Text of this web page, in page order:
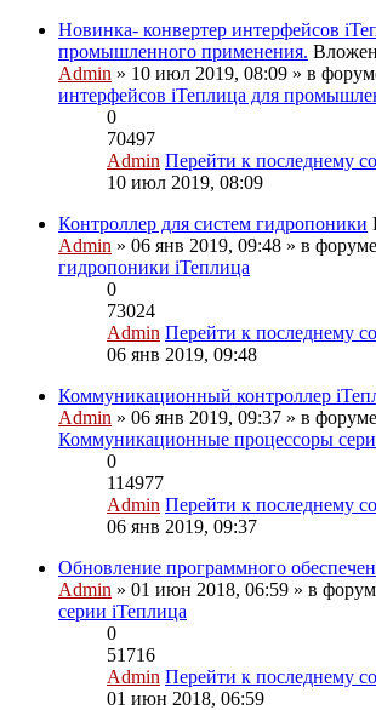
Новинка- конвертер интерфейсов
промышленного применения.
Admin » 10 июл 2019, 08:09 » в
интерфейсов iТеплица для
0
70497
Admin Перейти к последнему
10 июл 2019, 08:09
Контроллер для систем гидропоники
Admin » 06 янв 2019, 09:48 » в форуме
гидропоники iТеплица
0
73024
Admin Перейти к последнему
06 янв 2019, 09:48
Коммуникационный контроллер
Admin » 06 янв 2019, 09:37 » в форуме
Коммуникационные процессоры
0
114977
Admin Перейти к последнему
06 янв 2019, 09:37
Обновление программного
Admin » 01 июн 2018, 06:59 » в
серии iТеплица
0
51716
Admin Перейти к последнему
01 июн 2018, 06:59